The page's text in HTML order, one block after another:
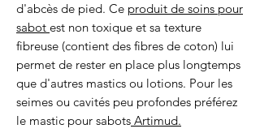
d'abcès de pied. Ce produit de soins pour
sabot est non toxique et sa texture
fibreuse (contient des fibres de coton) lui
permet de rester en place plus longtemps
que d'autres mastics ou lotions. Pour les
seimes ou cavités peu profondes préférez
le mastic pour sabots Artimud.